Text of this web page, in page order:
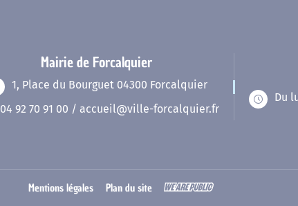
Mairie de Forcalquier
1, Place du Bourguet 04300 Forcalquier
04 92 70 91 00 / accueil@ville-forcalquier.fr
Du
Mentions légales Plan du site